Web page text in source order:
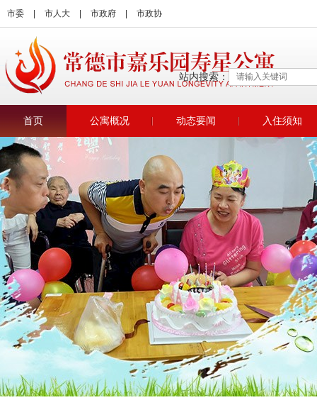
市委 市人大 市政府 市政协
站内搜索：
首页 公寓概况 动态要闻 入住须知